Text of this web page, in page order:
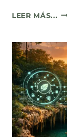
LEER MÁS...
Y
EL